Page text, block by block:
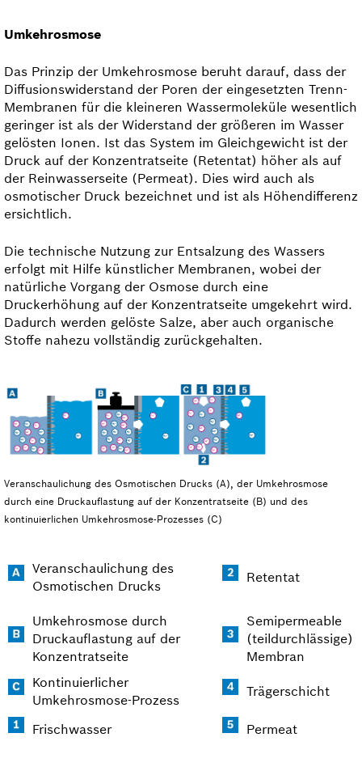
Umkehrosmose
Das Prinzip der Umkehrosmose beruht darauf, dass der
Diffusionswiderstand der Poren der eingesetzten Trenn-
Membranen für die kleineren Wassermoleküle wesentlich
geringer ist als der Widerstand der größeren im Wasser
gelösten Ionen. Ist das System im Gleichgewicht ist der
Druck auf der Konzentrat­seite (Retentat) höher als auf
der Rein­wasserseite (Permeat). Dies wird auch als
osmotischer Druck bezeichnet und ist als Höhendifferenz
ersichtlich.
Die technische Nutzung zur Entsalzung des Wassers
erfolgt mit Hilfe künstlicher Membranen, wobei der
natürliche Vorgang der Osmose durch eine
Druckerhöhung auf der Konzentratseite umgekehrt wird.
Dadurch werden gelöste Salze, aber auch organische
Stoffe nahezu vollständig zurückgehalten.
Veranschaulichung des Osmotischen Drucks (A), der Umkehrosmose
durch eine Druckauflastung auf der Konzentratseite (B) und des
kontinuierlichen Umkehrosmose-Prozesses (C)
Veranschaulichung des
Osmotischen Drucks
Retentat
Umkehrosmose durch
Druckauflastung auf der
Konzentratseite
Semipermeable
(teildurchlässige)
Membran
Kontinuierlicher
Umkehrosmose-Prozess
Trägerschicht
Frischwasser Permeat